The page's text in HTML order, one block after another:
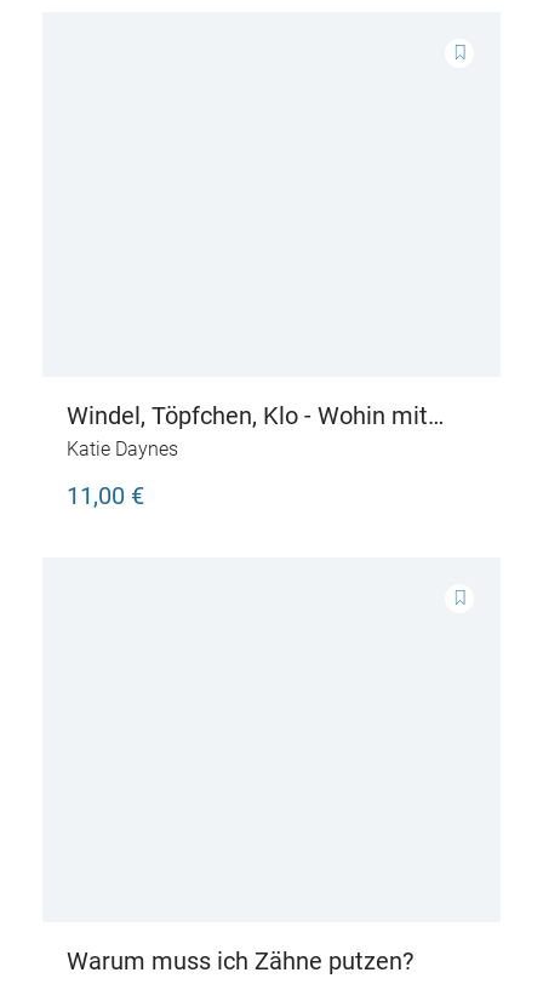
Windel, Töpfchen, Klo - Wohin mit
dem Popo?
Katie Daynes
11,00 €
Warum muss ich Zähne putzen?